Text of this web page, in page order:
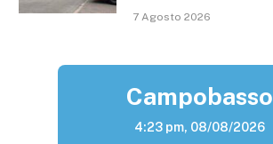
7 Agosto 2026
Campobasso
4:23 pm, 08/08/2026